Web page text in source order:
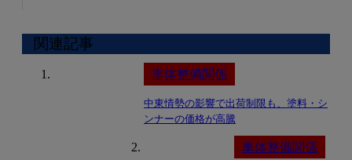
関連記事
車体整備関係
中東情勢の影響で出荷制限も、塗料・シ
ンナーの価格が高騰
車体整備関係